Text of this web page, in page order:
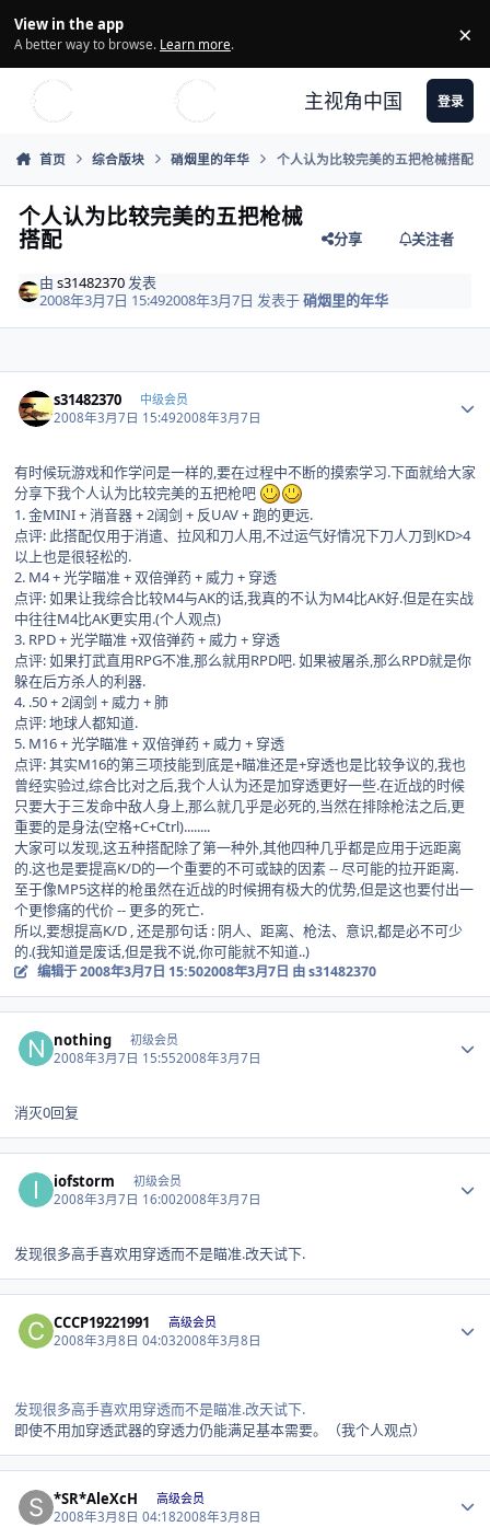
View in the app
A better way to browse. Learn more. ×
主视角中国 登录
首页 综合版块 硝烟里的年华 个人认为比较完美的五把枪械搭配
个人认为比较完美的五把枪械
搭配 分享 关注者
由s31482370 发表
2008年3月7日 15:492008年3月7日 发表于硝烟里的年华
s31482370 中级会员
2008年3月7日 15:492008年3月7日
有时候玩游戏和作学问是一样的,要在过程中不断的摸索学习.下面就给大家
分享下我个人认为比较完美的五把枪吧
1. 金MINI + 消音器 + 2阔剑 + 反UAV + 跑的更远.
点评: 此搭配仅用于消遣、拉风和刀人用,不过运气好情况下刀人刀到KD>4
以上也是很轻松的.
2. M4 + 光学瞄准 + 双倍弹药 + 威力 + 穿透
点评: 如果让我综合比较M4与AK的话,我真的不认为M4比AK好.但是在实战
中往往M4比AK更实用.(个人观点)
3. RPD + 光学瞄准 +双倍弹药 + 威力 + 穿透
点评: 如果打武直用RPG不准,那么就用RPD吧. 如果被屠杀,那么RPD就是你
躲在后方杀人的利器.
4. .50 + 2阔剑 + 威力 + 肺
点评: 地球人都知道.
5. M16 + 光学瞄准 + 双倍弹药 + 威力 + 穿透
点评: 其实M16的第三项技能到底是+瞄准还是+穿透也是比较争议的,我也
曾经实验过,综合比对之后,我个人认为还是加穿透更好一些.在近战的时候
只要大于三发命中敌人身上,那么就几乎是必死的,当然在排除枪法之后,更
重要的是身法(空格+C+Ctrl)........
大家可以发现,这五种搭配除了第一种外,其他四种几乎都是应用于远距离
的.这也是要提高K/D的一个重要的不可或缺的因素 -- 尽可能的拉开距离.
至于像MP5这样的枪虽然在近战的时候拥有极大的优势,但是这也要付出一
个更惨痛的代价 -- 更多的死亡.
所以,要想提高K/D , 还是那句话 : 阴人、距离、枪法、意识,都是必不可少
的.(我知道是废话,但是我不说,你可能就不知道..)
编辑于2008年3月7日 15:502008年3月7日 由 s31482370
nothing 初级会员
2008年3月7日 15:552008年3月7日
消灭0回复
iofstorm 初级会员
2008年3月7日 16:002008年3月7日
发现很多高手喜欢用穿透而不是瞄准.改天试下.
CCCP19221991 高级会员
2008年3月8日 04:032008年3月8日
发现很多高手喜欢用穿透而不是瞄准.改天试下.
即使不用加穿透武器的穿透力仍能满足基本需要。（我个人观点）
*SR*AleXcH 高级会员
2008年3月8日 04:182008年3月8日